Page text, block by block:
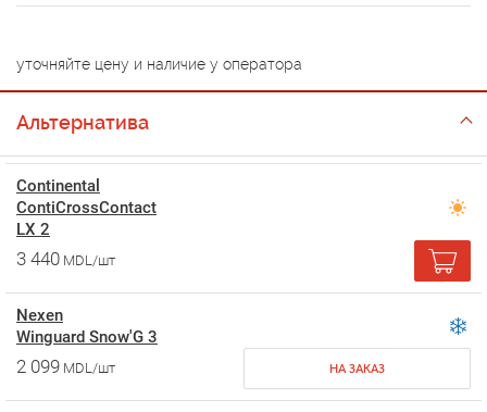
уточняйте цену и наличие у оператора
Альтернатива
Continental
ContiCrossContact
LX 2
3 440 MDL/шт
Nexen
Winguard Snow'G 3
2 099 MDL/шт НА ЗАКАЗ